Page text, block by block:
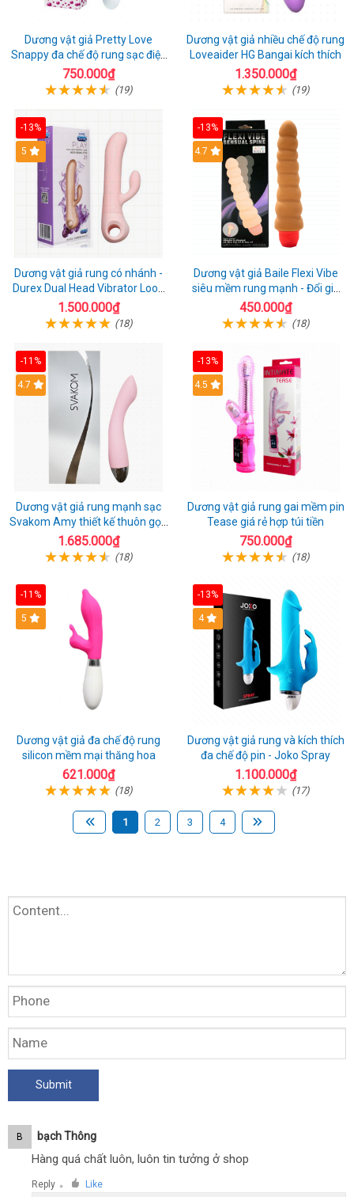
Dương vật giả Pretty Love
Snappy đa chế độ rung sạc điện
kích thích nữ
750.000₫
(19)
Dương vật giả nhiều chế độ rung
Loveaider HG Bangai kích thích
1.350.000₫
(19)
-13%
5
Dương vật giả rung có nhánh -
Durex Dual Head Vibrator Loop
21
1.500.000₫
(18)
-13%
4.7
Dương vật giả Baile Flexi Vibe
siêu mềm rung mạnh - Đổi gió
cuộc yêu mới
450.000₫
(18)
-11%
4.7
Dương vật giả rung mạnh sạc
Svakom Amy thiết kế thuôn gọn
dễ dùng
1.685.000₫
(18)
-13%
4.5
Dương vật giả rung gai mềm pin
Tease giá rẻ hợp túi tiền
750.000₫
(18)
-11%
5
Dương vật giả đa chế độ rung
silicon mềm mại thăng hoa
621.000₫
(18)
-13%
4
Dương vật giả rung và kích thích
đa chế độ pin - Joko Spray
1.100.000₫
(17)
1 2 3 4
B Bạch Thông
Hàng quá chất luôn, luôn tin tưởng ở shop
Reply ● Like